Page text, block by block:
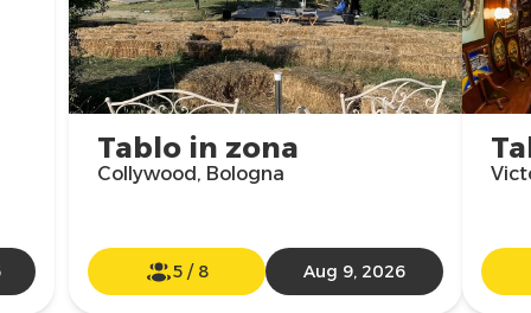
Tablo in zona
Collywood, Bologna
5 / 8 Aug 9, 2026